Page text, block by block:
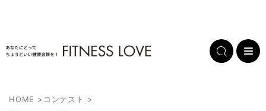
HOME > コンテスト >